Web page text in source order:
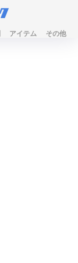
アイテム その他